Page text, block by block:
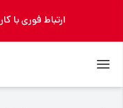
ارتباط فوری با